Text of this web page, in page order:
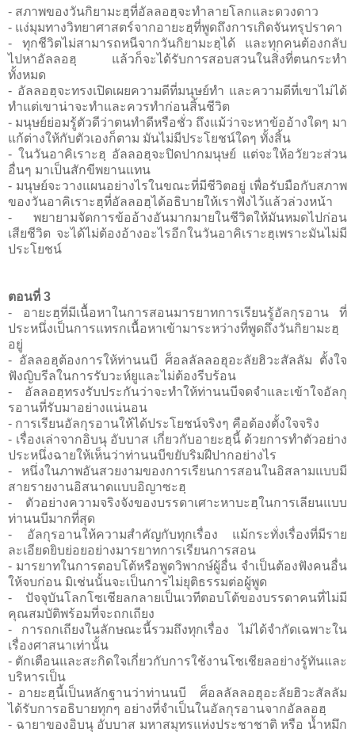
- สภาพของวันกิยามะฮฺที่อัลลอฮฺจะทำลายโลกและดวงดาว
- แง่มุมทางวิทยาศาสตร์จากอายะฮฺที่พูดถึงการเกิดจันทรุปราคา
- ทุกชีวิตไม่สามารถหนีจากวันกิยามะฮฺได้ และทุกคนต้องกลับ
ไปหาอัลลอฮฺ แล้วก็จะได้รับการสอบสวนในสิ่งที่ตนกระทำ
ทั้งหมด
- อัลลอฮฺจะทรงเปิดเผยความดีที่มนุษย์ทำ และความดีที่เขาไม่ได้
ทำแต่เขาน่าจะทำและควรทำก่อนสิ้นชีวิต
- มนุษย์ย่อมรู้ตัวดีว่าตนทำดีหรือชั่ว ถึงแม้ว่าจะหาข้ออ้างใดๆ มา
แก้ต่างให้กับตัวเองก็ตาม มันไม่มีประโยชน์ใดๆ ทั้งสิ้น
- ในวันอาคิเราะฮฺ อัลลอฮฺจะปิดปากมนุษย์ แต่จะให้อวัยวะส่วน
อื่นๆ มาเป็นสักขีพยานแทน
- มนุษย์จะวางแผนอย่างไรในขณะที่มีชีวิตอยู่ เพื่อรับมือกับสภาพ
ของวันอาคิเราะฮฺที่อัลลอฮฺได้อธิบายให้เราฟังไว้แล้วล่วงหน้า
- พยายามจัดการข้ออ้างอันมากมายในชีวิตให้มันหมดไปก่อน
เสียชีวิต จะได้ไม่ต้องอ้างอะไรอีกในวันอาคิเราะฮฺเพราะมันไม่มี
ประโยชน์
ตอนที่ 3
- อายะฮฺที่มีเนื้อหาในการสอนมารยาทการเรียนรู้อัลกุรอาน ที่
ประหนึ่งเป็นการแทรกเนื้อหาเข้ามาระหว่างที่พูดถึงวันกิยามะฮฺ
อยู่
- อัลลอฮฺต้องการให้ท่านนบี ศ็อลลัลลอฮุอะลัยฮิวะสัลลัม ตั้งใจ
ฟังญิบรีลในการรับวะห์ยูและไม่ต้องรีบร้อน
- อัลลอฮฺทรงรับประกันว่าจะทำให้ท่านนบีจดจำและเข้าใจอัลกุ
รอานที่รับมาอย่างแน่นอน
- การเรียนอัลกุรอานให้ได้ประโยชน์จริงๆ คือต้องตั้งใจจริง
- เรื่องเล่าจากอิบนุ อับบาส เกี่ยวกับอายะฮฺนี้ ด้วยการทำตัวอย่าง
ประหนึ่งฉายให้เห็นว่าท่านนบีขยับริมฝีปากอย่างไร
- หนึ่งในภาพอันสวยงามของการเรียนการสอนในอิสลามแบบมี
สายรายงานอิสนาดแบบอิญาซะฮฺ
- ตัวอย่างความจริงจังของบรรดาเศาะหาบะฮฺในการเลียนแบบ
ท่านนบีมากที่สุด
- อัลกุรอานให้ความสำคัญกับทุกเรื่อง แม้กระทั่งเรื่องที่มีราย
ละเอียดยิบย่อยอย่างมารยาทการเรียนการสอน
- มารยาทในการตอบโต้หรือพูดวิพากษ์ผู้อื่น จำเป็นต้องฟังคนอื่น
ให้จบก่อน มิเช่นนั้นจะเป็นการไม่ยุติธรรมต่อผู้พูด
- ปัจจุบันโลกโซเชียลกลายเป็นเวทีตอบโต้ของบรรดาคนที่ไม่มี
คุณสมบัติพร้อมที่จะถกเถียง
- การถกเถียงในลักษณะนี้รวมถึงทุกเรื่อง ไม่ได้จำกัดเฉพาะใน
เรื่องศาสนาเท่านั้น
- ตักเตือนและสะกิดใจเกี่ยวกับการใช้งานโซเชียลอย่างรู้ทันและ
บริหารเป็น
- อายะฮฺนี้เป็นหลักฐานว่าท่านนบี ศ็อลลัลลอฮุอะลัยฮิวะสัลลัม
ได้รับการอธิบายทุกๆ อย่างที่จำเป็นในอัลกุรอานจากอัลลอฮฺ
- ฉายาของอิบนุ อับบาส มหาสมุทรแห่งประชาชาติ หรือ น้ำหมึก